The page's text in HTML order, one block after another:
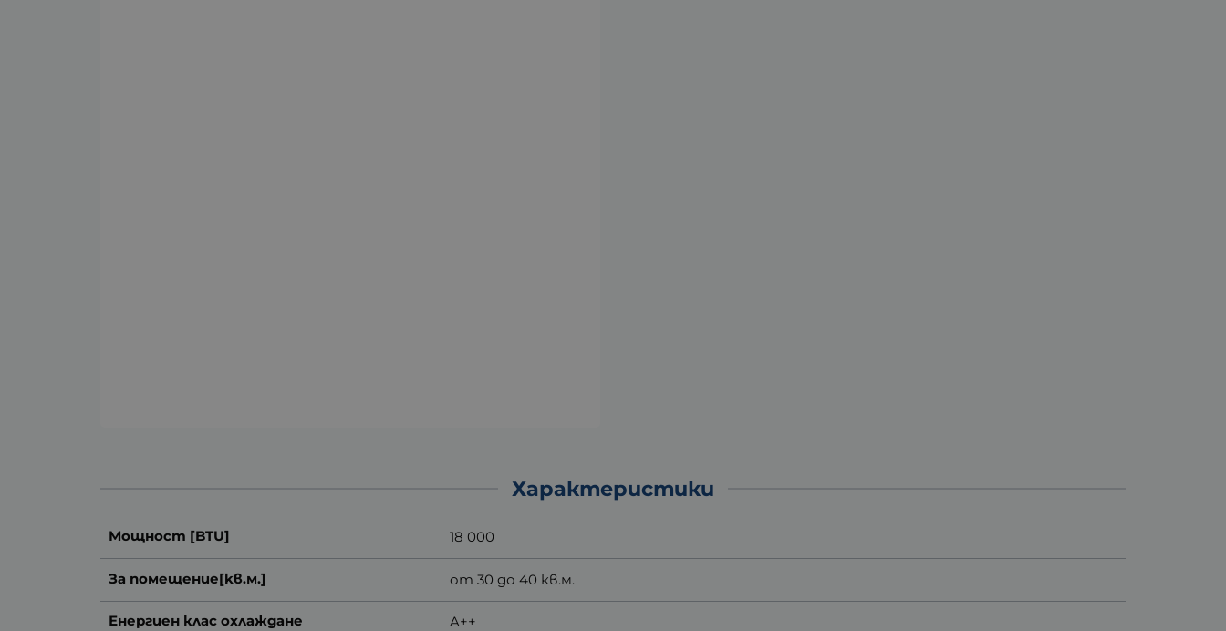
Характеристики
Мощност [BTU] 18 000
За помещение[kв.м.] от 30 до 40 кв.м.
Енергиен клас охлаждане A++